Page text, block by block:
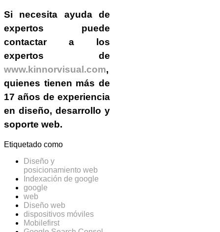
Si necesita ayuda de
expertos puede
contactar a los
expertos de
www.kinnorvisual.com,
quienes tienen más de
17 años de experiencia
en diseño, desarrollo y
soporte web.
Etiquetado como
Diseño y
posicionamiento web
Indexación de google
google
web
Diseño web
dispositivos móviles
Mobilefirst